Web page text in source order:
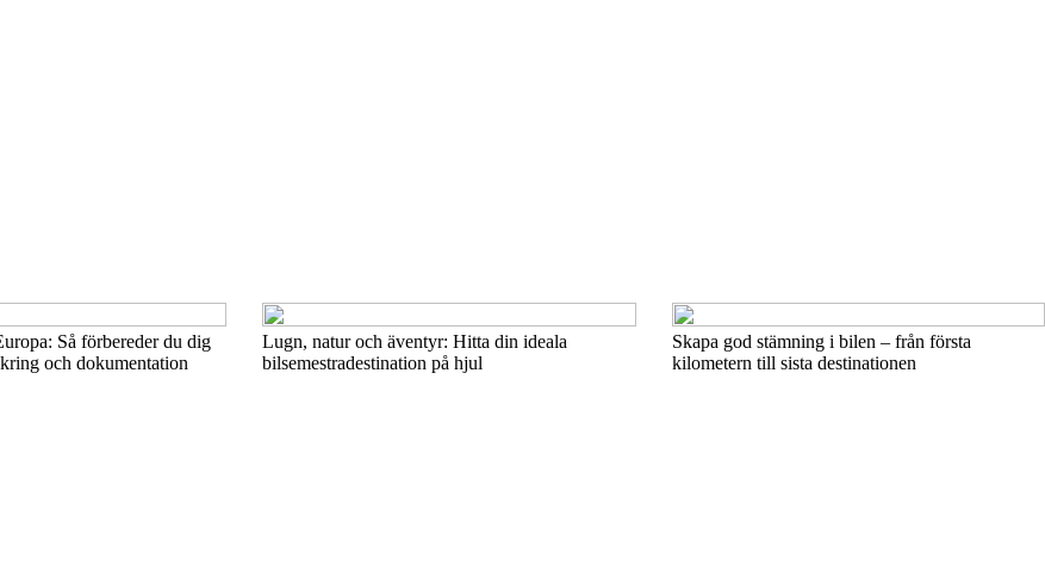
Så förbereder du dig
och dokumentation
Lugn, natur och äventyr: Hitta din ideala
bilsemestradestination på hjul
Skapa god stämning i bilen – från första
kilometern till sista destinationen